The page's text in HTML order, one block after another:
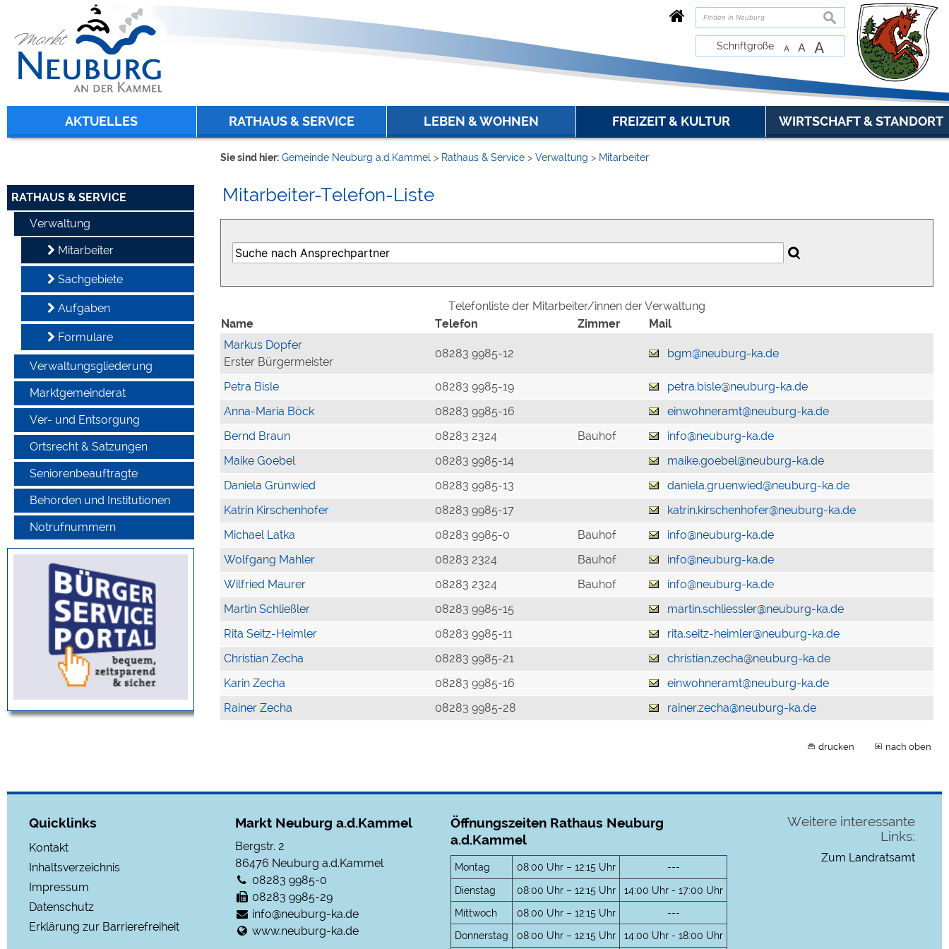
zur Navigation oder zur Startseitespringen.
suchen
Schriftgröße A A A
AKTUELLES RATHAUS & SERVICE LEBEN & WOHNEN FREIZEIT & KULTUR WIRTSCHAFT & STANDORT
RATHAUS & SERVICE
Verwaltung
Mitarbeiter
Sachgebiete
Aufgaben
Formulare
Verwaltungsgliederung
Marktgemeinderat
Ver- und Entsorgung
Ortsrecht & Satzungen
Seniorenbeauftragte
Behörden und Institutionen
Notrufnummern
Sie sind hier: Gemeinde Neuburg a.d.Kammel > Rathaus & Service > Verwaltung > Mitarbeiter
Mitarbeiter-Telefon-Liste
Telefonliste der Mitarbeiter/innen der Verwaltung
Name
Telefon Zimmer
Mail
Markus Dopfer
Erster Bürgermeister
08283 9985-12 bgm@neuburg-ka.de
Petra Bisle 08283 9985-19
petra.bisle@neuburg-ka.de
Anna-Maria Böck
08283 9985-16
einwohneramt@neuburg-ka.de
Bernd Braun
08283 2324 Bauhof
info@neuburg-ka.de
Maike Goebel
08283 9985-14
maike.goebel@neuburg-ka.de
Daniela Grünwied
08283 9985-13
daniela.gruenwied@neuburg-ka.de
Katrin Kirschenhofer
08283 9985-17
katrin.kirschenhofer@neuburg-ka.de
Michael Latka
08283 9985-0 Bauhof
info@neuburg-ka.de
Wolfgang Mahler
08283 2324 Bauhof
info@neuburg-ka.de
Wilfried Maurer
08283 2324 Bauhof
info@neuburg-ka.de
Martin Schließler
08283 9985-15
martin.schliessler@neuburg-ka.de
Rita Seitz-Heimler
08283 9985-11
rita.seitz-heimler@neuburg-ka.de
Christian Zecha
08283 9985-21
christian.zecha@neuburg-ka.de
Karin Zecha
08283 9985-16
einwohneramt@neuburg-ka.de
Rainer Zecha
08283 9985-28 rainer.zecha@neuburg-ka.de
drucken nach oben
Quicklinks
Kontakt
Inhaltsverzeichnis
Impressum
Datenschutz
Erklärung zur Barrierefreiheit
Markt Neuburg a.d.Kammel
Bergstr. 2
86476 Neuburg a.d.Kammel
08283 9985-0
08283 9985-29
info@neuburg-ka.de
www.neuburg-ka.de
Öffnungszeiten Rathaus Neuburg
a.d.Kammel
Montag 08:00 Uhr – 12:15 Uhr
---
Dienstag
08:00 Uhr – 12:15 Uhr
14:00 Uhr - 17:00 Uhr
Mittwoch
08:00 Uhr – 12:15 Uhr
---
Donnerstag
08:00 Uhr – 12:15 Uhr 14:00 Uhr - 18:00 Uhr
Weitere interessante
Links:
Zum Landratsamt